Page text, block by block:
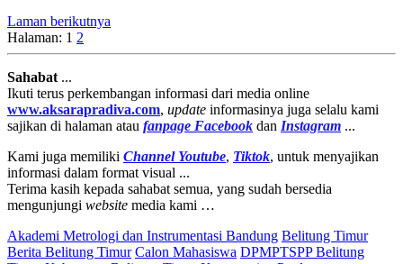
Laman berikutnya
Halaman: 1 2
Sahabat ...
Ikuti terus perkembangan informasi dari media online
www.aksarapradiva.com, update informasinya juga selalu kami
sajikan di halaman atau fanpage Facebook dan Instagram ...
Kami juga memiliki Channel Youtube, Tiktok, untuk menyajikan
informasi dalam format visual ...
Terima kasih kepada sahabat semua, yang sudah bersedia
mengunjungi website media kami …
Akademi Metrologi dan Instrumentasi Bandung Belitung Timur
Berita Belitung Timur Calon Mahasiswa DPMPTSPP Belitung